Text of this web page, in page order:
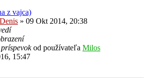
z vajca)
Denis » 09 Okt 2014, 20:38
od používateľa Milos
15:47